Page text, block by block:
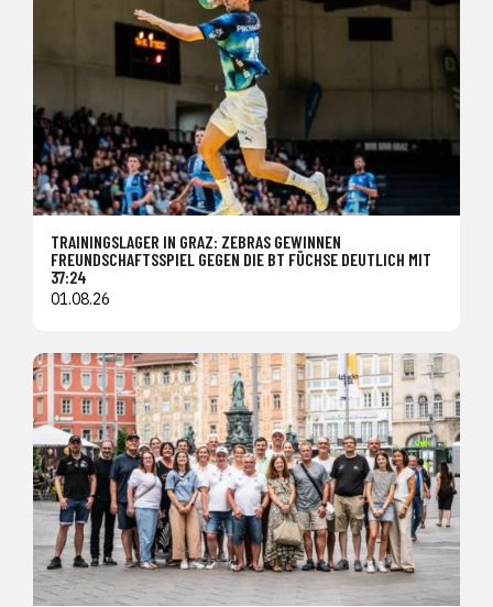
TRAININGSLAGER IN GRAZ: ZEBRAS GEWINNEN
FREUNDSCHAFTSSPIEL GEGEN DIE BT FÜCHSE DEUTLICH MIT
37:24
01.08.26